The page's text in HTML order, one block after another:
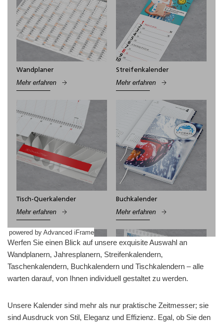
powered by Advanced iFrame
Werfen Sie einen Blick auf unsere exquisite Auswahl an
Wandplanern, Jahresplanern, Streifenkalendern,
Taschenkalendern, Buchkalendern und Tischkalendern – alle
warten darauf, von Ihnen individuell gestaltet zu werden.
Unsere Kalender sind mehr als nur praktische Zeitmesser; sie
sind Ausdruck von Stil, Eleganz und Effizienz. Egal, ob Sie den